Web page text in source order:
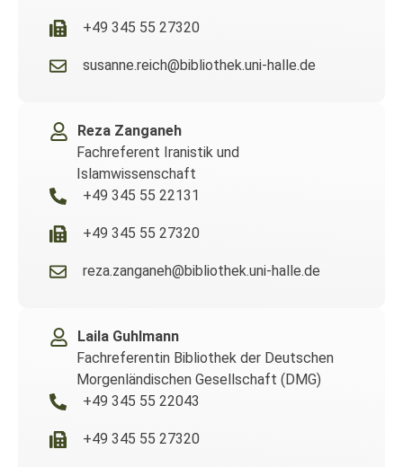
+49 345 55 27320
susanne.reich@bibliothek.uni-halle.de
Reza Zanganeh
Fachreferent Iranistik und
Islamwissenschaft
+49 345 55 22131
+49 345 55 27320
reza.zanganeh@bibliothek.uni-halle.de
Laila Guhlmann
Fachreferentin Bibliothek der Deutschen
Morgenländischen Gesellschaft (DMG)
+49 345 55 22043
+49 345 55 27320